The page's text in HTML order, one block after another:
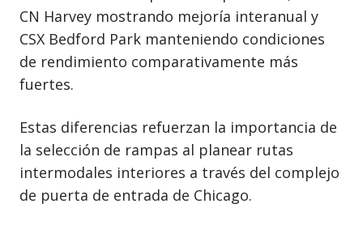
CN Harvey mostrando mejoría interanual y
CSX Bedford Park manteniendo condiciones
de rendimiento comparativamente más
fuertes.
Estas diferencias refuerzan la importancia de
la selección de rampas al planear rutas
intermodales interiores a través del complejo
de puerta de entrada de Chicago.